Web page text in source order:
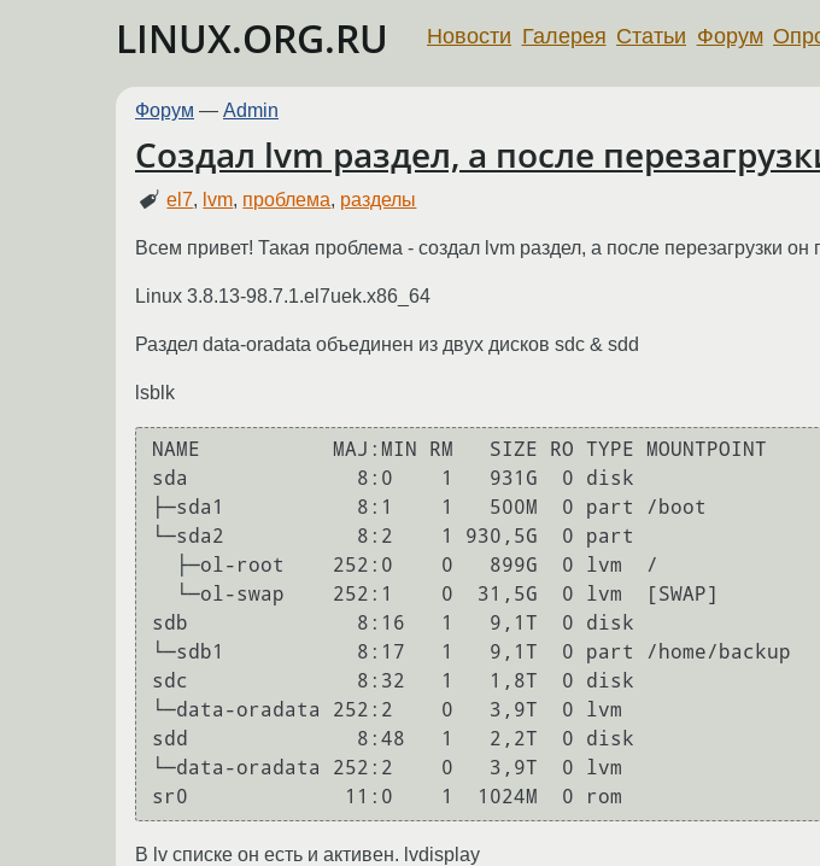
LINUX.ORG.RU Новости Галерея Статьи Форум
Форум — Admin
Создал lvm раздел, а после
el7, lvm, проблема, разделы
Всем привет! Такая проблема - создал lvm раздел, а после перезагрузки
Linux 3.8.13-98.7.1.el7uek.x86_64
Раздел data-oradata объединен из двух дисков sdc & sdd
lsblk
NAME           MAJ:MIN RM   SIZE RO TYPE MOUNTPOINT
sda              8:0    1   931G  0 disk
├─sda1           8:1    1   500M  0 part /boot
└─sda2           8:2    1 930,5G  0 part
sdb              8:16   1   9,1T  0 disk
└─sdb1           8:17   1   9,1T  0 part /home/backup
sdc              8:32   1   1,8T  0 disk
└─data-oradata 252:2    0   3,9T  0 lvm
sdd              8:48   1   2,2T  0 disk
└─data-oradata 252:2    0   3,9T  0 lvm
В lv списке он есть и активен. lvdisplay